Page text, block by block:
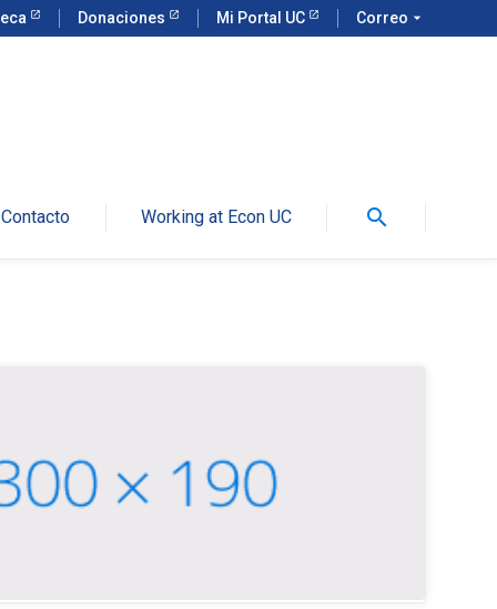
Donaciones Mi Portal UC Correo arrow_drop_down
Contacto Working at Econ UC search